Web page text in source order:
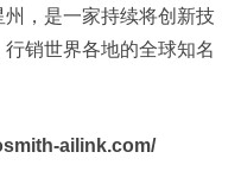
，是一家持续将创新技
销世界各地的全球知名
ailink.com/